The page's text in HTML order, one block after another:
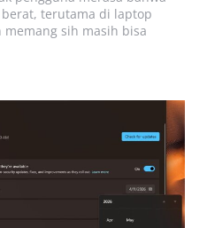
terutama di laptop
memang sih masih bisa